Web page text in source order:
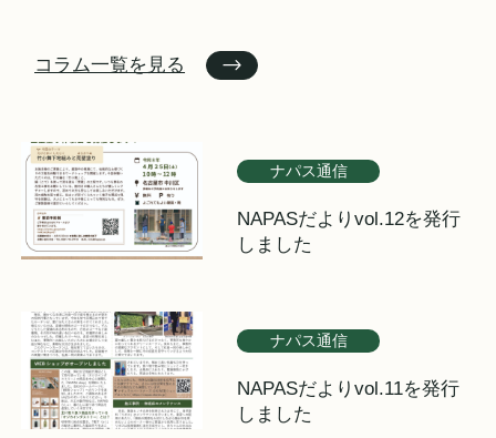
コラム一覧を見る
ナパス通信
NAPASだよりvol.12を発行
しました
ナパス通信
NAPASだよりvol.11を発行
しました